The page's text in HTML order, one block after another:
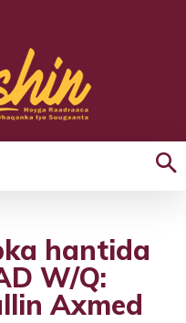
hantida
W/Q:
Axmed